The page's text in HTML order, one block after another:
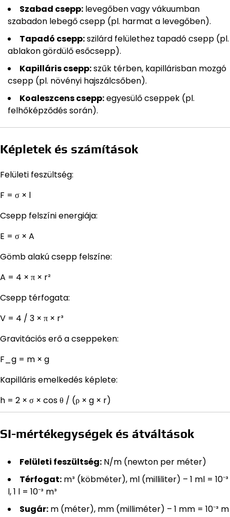
Szabad csepp: levegőben vagy vákuumban
szabadon lebegő csepp (pl. harmat a levegőben).
Tapadó csepp:szilárd felülethez tapadó csepp (pl.
ablakon gördülő esőcsepp).
Kapilláris csepp:szűk térben, kapillárisban mozgó
csepp (pl. növényi hajszálcsőben).
Koaleszcens csepp:egyesülő cseppek (pl.
felhőképződés során).
Képletek és számítások
Felületi feszültség:
F = σ × l
Csepp felszíni energiája:
E = σ × A
Gömb alakú csepp felszíne:
A = 4 × π × r²
Csepp térfogata:
V = 4 ∕ 3 × π × r³
Gravitációs erő a cseppeken:
F_g = m × g
Kapilláris emelkedés képlete:
h = 2 × σ × cos θ ∕ (ρ × g × r)
SI-mértékegységek és átváltások
Felületi feszültség: N/m (newton per méter)
Térfogat: m³ (köbméter), ml (milliliter) – 1 ml = 10⁻³
l, 1 l = 10⁻³ m³
Sugár: m (méter), mm (milliméter) – 1 mm = 10⁻³ m